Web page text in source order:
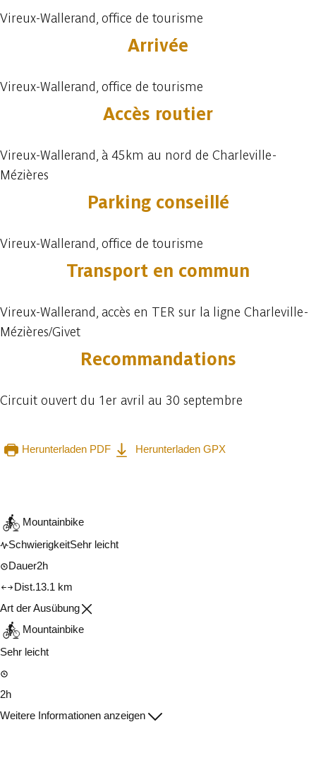
Vireux-Wallerand, office de tourisme
Arrivée
Vireux-Wallerand, office de tourisme
Accès routier
Vireux-Wallerand, à 45km au nord de Charleville-
Mézières
Parking conseillé
Vireux-Wallerand, office de tourisme
Transport en commun
Vireux-Wallerand, accès en TER sur la ligne Charleville-
Mézières/Givet
Recommandations
Circuit ouvert du 1er avril au 30 septembre
Herunterladen PDF
Herunterladen GPX
Mountainbike
SchwierigkeitSehr leicht
Dauer2h
Dist.13.1 km
Art der Ausübung
Mountainbike
Sehr leicht
2h
Weitere Informationen anzeigen